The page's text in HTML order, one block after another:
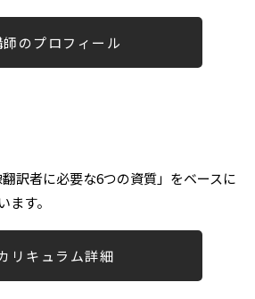
師のプロフィール​
訳者に必要な6つの資質」をベースに
ます。
リキュラム詳細​​